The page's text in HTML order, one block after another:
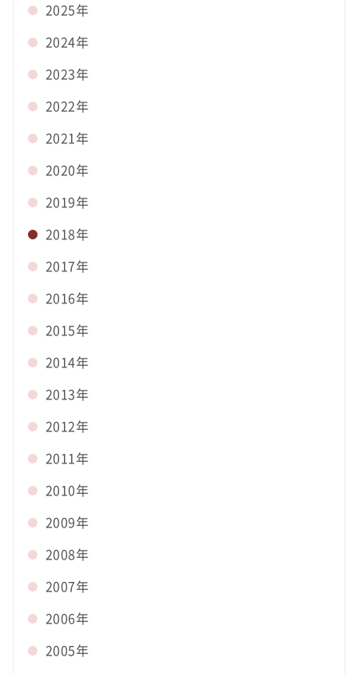
2025年
2024年
2023年
2022年
2021年
2020年
2019年
2018年
2017年
2016年
2015年
2014年
2013年
2012年
2011年
2010年
2009年
2008年
2007年
2006年
2005年